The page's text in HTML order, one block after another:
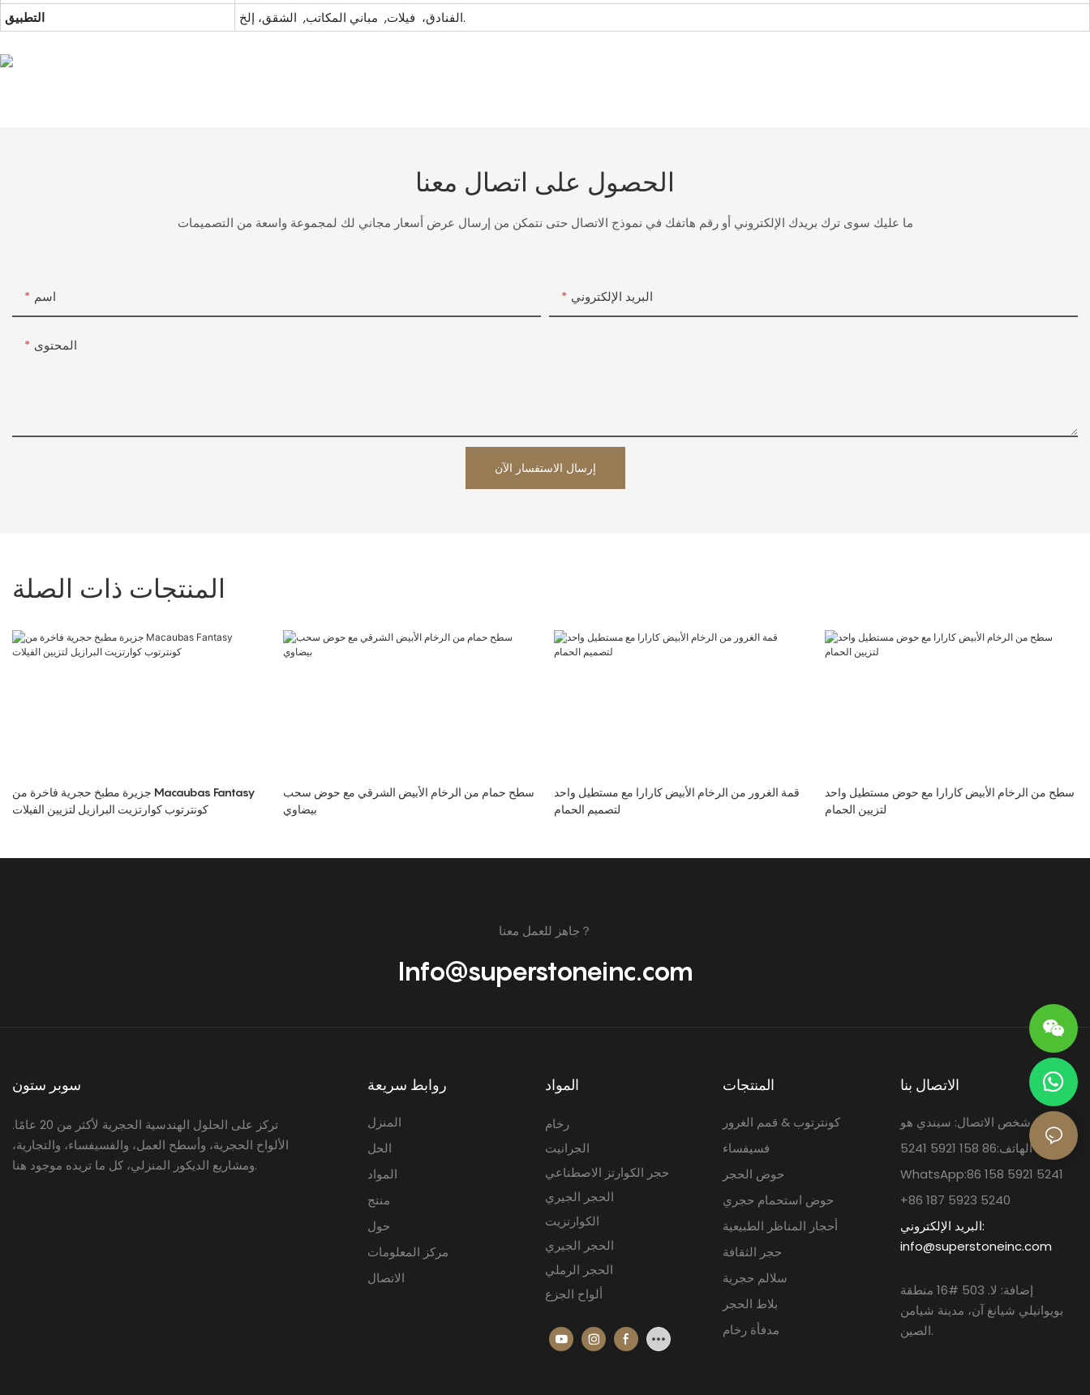
التطبيق
الفنادق، فيلات, مباني المكاتب, الشقق، إلخ.
الحصول على اتصال معنا
ما عليك سوى ترك بريدك الإلكتروني أو رقم هاتفك في نموذج الاتصال حتى نتمكن من إرسال عرض أسعار مجاني لك لمجموعة واسعة من التصميمات
اسم البريد الإلكتروني
المحتوى
إرسال الاستفسار الآن
المنتجات ذات الصلة
جزيرة مطبخ حجرية فاخرة من Macaubas Fantasy
كونترتوب كوارتزيت البرازيل لتزيين الفيلات
سطح حمام من الرخام الأبيض الشرقي مع حوض سحب
بيضاوي
قمة الغرور من الرخام الأبيض كارارا مع مستطيل واحد
لتصميم الحمام
سطح من الرخام الأبيض كارارا مع حوض مستطيل واحد
لتزيين الحمام
جاهز للعمل معنا？
Info@superstoneinc.com
تركز على الحلول الهندسية الحجرية لأكثر من 20 عامًا.
الألواح الحجرية، وأسطح العمل، والفسيفساء، والتجارية،
ومشاريع الديكور المنزلي، كل ما تريده موجود هنا.
روابط سريعة
المنزل
الحل
المواد
منتج
حول
مركز المعلومات
الاتصال
المواد
رخام
الجرانيت
حجر الكوارتز الاصطناعي
الحجر الجيري
الكوارتزيت
الحجر الجيري
الحجر الرملي
ألواح الجزع
المنتجات
كونترتوب & قمم الغرور
فسيفساء
حوض الحجر
حوض استحمام حجري
أحجار المناظر الطبيعية
حجر الثقافة
سلالم حجرية
بلاط الحجر
مدفأة رخام
الاتصال بنا
شخص الاتصال: سيندي هو
الهاتف:86 158 5921 5241
WhatsApp:86 158 5921 5241
+86 187 5923 5240
البريد الإلكتروني:
info@superstoneinc.com
إضافة: لا. 503 #16 منطقة
بويوانيلي شيانغ آن، مدينة شيامن
الصين.